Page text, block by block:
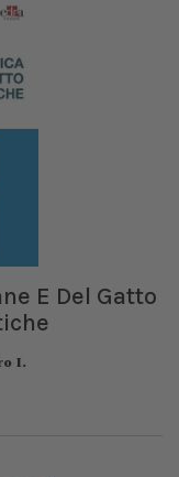
E Del Gatto
I.